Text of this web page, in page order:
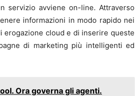
servizio avviene on-line. Attraverso
informazioni in modo rapido nei
erogazione cloud e di inserire queste
di marketing più intelligenti ed
Ora governa gli agenti.